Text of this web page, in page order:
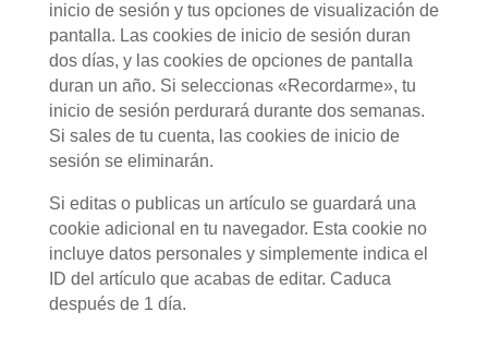
inicio de sesión y tus opciones de visualización de
pantalla. Las cookies de inicio de sesión duran
dos días, y las cookies de opciones de pantalla
duran un año. Si seleccionas «Recordarme», tu
inicio de sesión perdurará durante dos semanas.
Si sales de tu cuenta, las cookies de inicio de
sesión se eliminarán.
Si editas o publicas un artículo se guardará una
cookie adicional en tu navegador. Esta cookie no
incluye datos personales y simplemente indica el
ID del artículo que acabas de editar. Caduca
después de 1 día.